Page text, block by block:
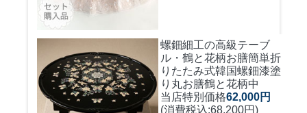
螺鈿細工の高級テーブ
ル・鶴と花柄お膳簡単折
りたたみ式韓国螺鈿漆塗
り丸お膳鶴と花柄中
当店特別価格62,000円
(消費税込:68,200円)